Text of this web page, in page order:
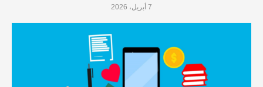
7 أبريل، 2026